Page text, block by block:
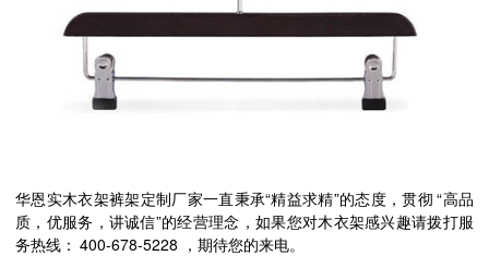
华恩实木衣架裤架定制厂家一直秉承“精益求精”的态度，贯彻 “高品
质，优服务，讲诚信”的经营理念，如果您对木衣架感兴趣请拨打服
务热线： 400-678-5228 ，期待您的来电。